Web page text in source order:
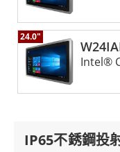
24.0"
Intel®
IP65不銹鋼投